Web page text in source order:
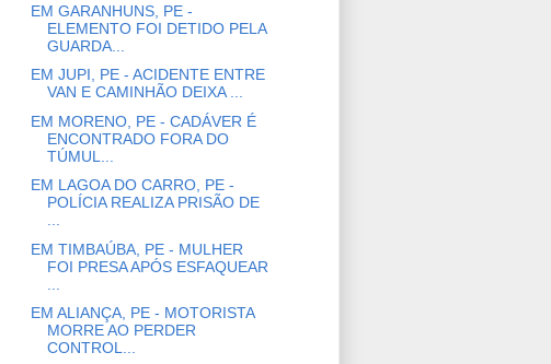
EM GARANHUNS, PE -
ELEMENTO FOI DETIDO PELA
GUARDA...
EM JUPI, PE - ACIDENTE ENTRE
VAN E CAMINHÃO DEIXA ...
EM MORENO, PE - CADÁVER É
ENCONTRADO FORA DO
TÚMUL...
EM LAGOA DO CARRO, PE -
POLÍCIA REALIZA PRISÃO DE
...
EM TIMBAÚBA, PE - MULHER
FOI PRESA APÓS ESFAQUEAR
EM ALIANÇA, PE - MOTORISTA
MORRE AO PERDER
CONTROL...